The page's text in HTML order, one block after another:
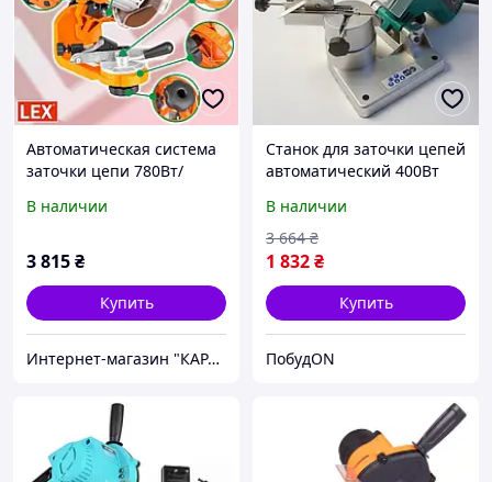
Автоматическая система
заточки цепи 780Вт/
Станок для заточки цепи
В наличии
3 815₴
Купить
Интернет-магазин "КАРАПУЗИК"
Станок для заточки цепей
автоматический 400Вт
Заточка для цепи, NQE
В наличии
1 832₴
3 664 ₴
Купить
ПобудON